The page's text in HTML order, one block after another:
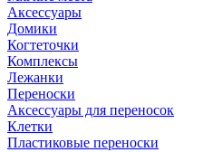
Аксессуары
Домики
Когтеточки
Комплексы
Лежанки
Переноски
Аксессуары для переносок
Клетки
Пластиковые переноски